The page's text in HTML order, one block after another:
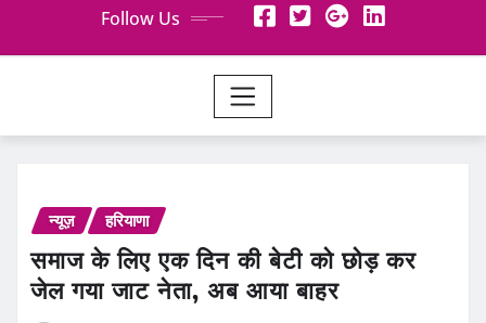
Follow Us
न्यूज़ हरियाणा
समाज के लिए एक दिन की बेटी को छोड़ कर
जेल गया जाट नेता, अब आया बाहर